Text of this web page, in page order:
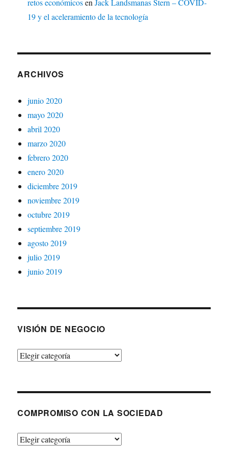
retos económicosenJack Landsmanas Stern – COVID-
19 y el aceleramiento de la tecnología
ARCHIVOS
junio 2020
mayo 2020
abril 2020
marzo 2020
febrero 2020
enero 2020
diciembre 2019
noviembre 2019
octubre 2019
septiembre 2019
agosto 2019
julio 2019
junio 2019
VISIÓN DE NEGOCIO
Visión
COMPROMISO CON LA SOCIEDAD
Compromiso